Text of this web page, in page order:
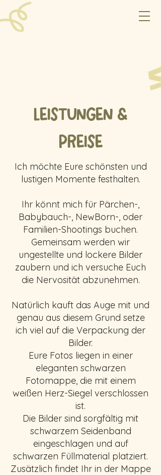
Leistungen &
Preise
Ich möchte Eure schönsten und
lustigen Momente festhalten.
Ihr könnt mich für Pärchen-,
Babybauch-, NewBorn-, oder
Familien-Shootings buchen.
Gemeinsam werden wir
ungestellte und lockere Bilder
zaubern und ich versuche Euch
die Nervosität abzunehmen.
Natürlich kauft das Auge mit und
genau aus diesem Grund setze
ich viel auf die Verpackung der
Bilder.
Eure Fotos liegen in einer
eleganten schwarzen
Fotomappe, die mit einem
weißen Herz-Siegel verschlossen
ist.
Die Bilder sind sorgfältig mit
schwarzem Seidenband
eingeschlagen und auf
schwarzen Füllmaterial platziert.
Zusätzlich findet Ihr in der Mappe